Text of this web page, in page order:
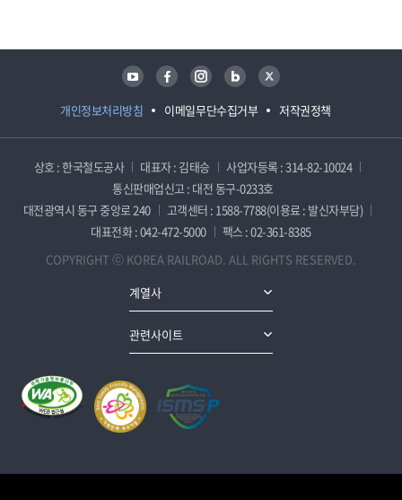
개인정보처리방침 이메일무단수집거부 저작권정책
유튜브 페이스북 인스타그램 블로그 트위터
상호 : 한국철도공사 대표자 : 김태승
사업자등록 : 314-82-10024
통신판매업신고 : 대전 동구-0233호
대전광역시 동구 중앙로 240
고객센터 : 1588-7788(이용료 : 발신자부담)
대표전화 : 042-472-5000
팩스 : 02-361-8385
COPYRIGHT ⓒ KOREA RAILROAD. ALL RIGHTS RESERVED.
계열사
관련사이트